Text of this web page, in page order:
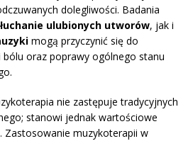
dolegliwości. Badania
ulubionych utworów, jak i
mogą przyczynić się do
oraz poprawy ogólnego stanu
nie zastępuje tradycyjnych
stanowi jednak wartościowe
Zastosowanie muzykoterapii w